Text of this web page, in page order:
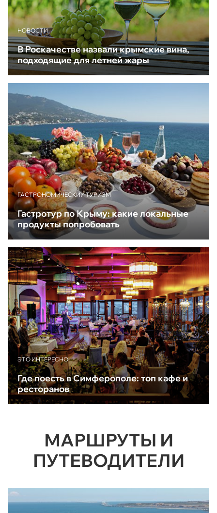
НОВОСТИ
В Роскачестве назвали крымские вина,
подходящие для летней жары
ГАСТРОНОМИЧЕСКИЙ ТУРИЗМ
Гастротур по Крыму: какие локальные
продукты попробовать
ЭТО ИНТЕРЕСНО
Где поесть в Симферополе: топ кафе и
ресторанов
МАРШРУТЫ И
ПУТЕВОДИТЕЛИ